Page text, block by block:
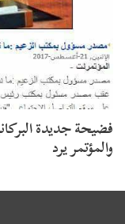
فضيحة جديدة
والمؤتمر يرد